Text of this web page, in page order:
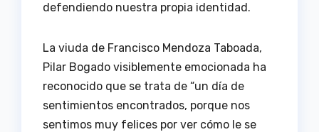
defendiendo nuestra propia identidad.
La viuda de Francisco Mendoza Taboada,
Pilar Bogado visiblemente emocionada ha
reconocido que se trata de “un día de
sentimientos encontrados, porque nos
sentimos muy felices por ver cómo le se